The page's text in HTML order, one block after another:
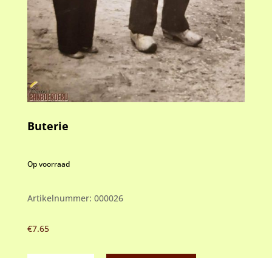
Buterie
Op voorraad
Artikelnummer: 000026
€7.65